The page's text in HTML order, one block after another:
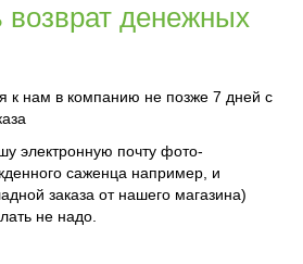
возврат денежных
к нам в компанию не позже 7 дней с
электронную почту фото-
саженца например, и
заказа от нашего магазина)
не надо.